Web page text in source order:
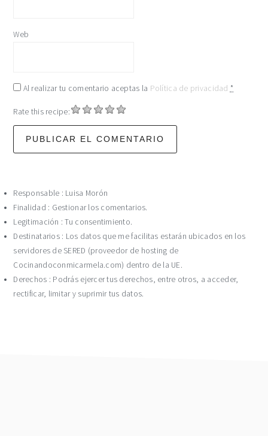
Web
Al realizar tu comentario aceptas la Política de privacidad *
Rate this recipe:
Responsable : Luisa Morón
Finalidad : Gestionar los comentarios.
Legitimación : Tu consentimiento.
Destinatarios : Los datos que me facilitas estarán ubicados en los
servidores de SERED (proveedor de hosting de
Cocinandoconmicarmela.com) dentro de la UE.
Derechos : Podrás ejercer tus derechos, entre otros, a acceder,
rectificar, limitar y suprimir tus datos.